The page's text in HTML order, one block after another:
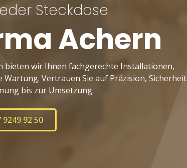
Steckdose
Achern
bieten wir Ihnen fachgerechte Installationen,
Wartung. Vertrauen Sie auf Präzision, Sicherheit
bis zur Umsetzung.
9249 92 50